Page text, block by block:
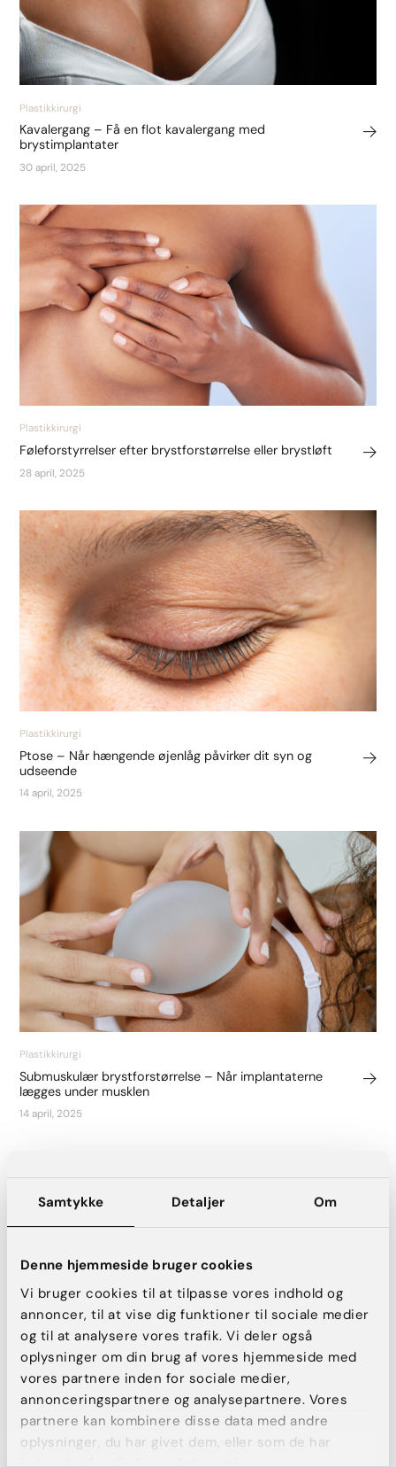
Samtykke Detaljer Om
Denne hjemmeside bruger cookies
Vi bruger cookies til at tilpasse vores indhold og
annoncer, til at vise dig funktioner til sociale medier
og til at analysere vores trafik. Vi deler også
oplysninger om din brug af vores hjemmeside med
vores partnere inden for sociale medier,
annonceringspartnere og analysepartnere. Vores
partnere kan kombinere disse data med andre
oplysninger, du har givet dem, eller som de har
indsamlet fra din brug af deres tjenester.
Plastikkirurgi
Kavalergang – Få en flot kavalergang med
brystimplantater
30 april, 2025
Plastikkirurgi
Føleforstyrrelser efter brystforstørrelse eller brystløft
28 april, 2025
Plastikkirurgi
Ptose – Når hængende øjenlåg påvirker dit syn og
udseende
14 april, 2025
Plastikkirurgi
Submuskulær brystforstørrelse – Når implantaterne
lægges under musklen
14 april, 2025
Plastikkirurgi
Body sculpting
9 april, 2025